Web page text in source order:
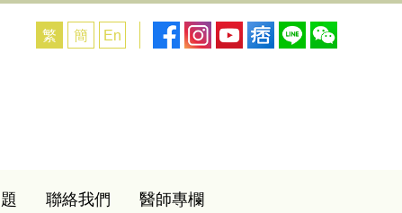
聯絡我們 醫師專欄
繁 簡 En